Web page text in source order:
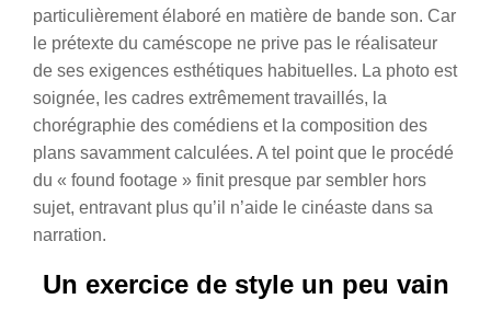
particulièrement élaboré en matière de bande son. Car
le prétexte du caméscope ne prive pas le réalisateur
de ses exigences esthétiques habituelles. La photo est
soignée, les cadres extrêmement travaillés, la
chorégraphie des comédiens et la composition des
plans savamment calculées. A tel point que le procédé
du « found footage » finit presque par sembler hors
sujet, entravant plus qu’il n’aide le cinéaste dans sa
narration.
Un exercice de style un peu vain